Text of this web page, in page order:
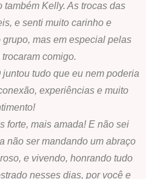
Kelly. As trocas das
e senti muito carinho e
mas em especial pelas
comigo.
tudo que eu nem poderia
experiências e muito
forte, mais amada! E não sei
não ser mandando um abraço
e vivendo, honrando tudo
nesses dias, por você e